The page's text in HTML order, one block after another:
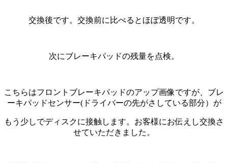
交換後です。交換前に比べるとほぼ透明です。
次にブレーキパッドの残量を点検。
こちらはフロントブレーキパッドのアップ画像ですが、ブレ
ーキパッドセンサー(ドライバーの先がさしている部分）が
もう少しでディスクに接触します。お客様にお伝えし交換さ
せていただきました。